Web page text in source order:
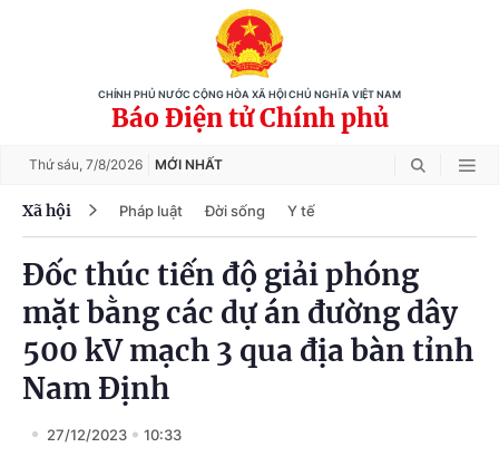
CHÍNH PHỦ NƯỚC CỘNG HÒA XÃ HỘI CHỦ NGHĨA VIỆT NAM
Báo Điện tử Chính phủ
Thứ sáu, 7/8/2026 MỚI NHẤT
Xã hội Pháp luật Đời sống Y tế
Đốc thúc tiến độ giải phóng
mặt bằng các dự án đường dây
500 kV mạch 3 qua địa bàn tỉnh
Nam Định
27/12/2023 10:33